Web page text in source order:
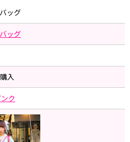
ッグ
ッグ
入
ク